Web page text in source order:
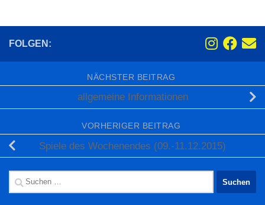
FOLGEN:
NÄCHSTER BEITRAG
allgemeine Informationen
VORHERIGER BEITRAG
Spiele des Wochenendes (09.-11.12.2015)
Suchen
nach: